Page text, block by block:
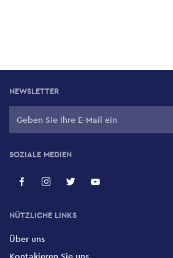
NEWSLETTER
SOZIALE MEDIEN
NÜTZLICHE LINKS
Über uns